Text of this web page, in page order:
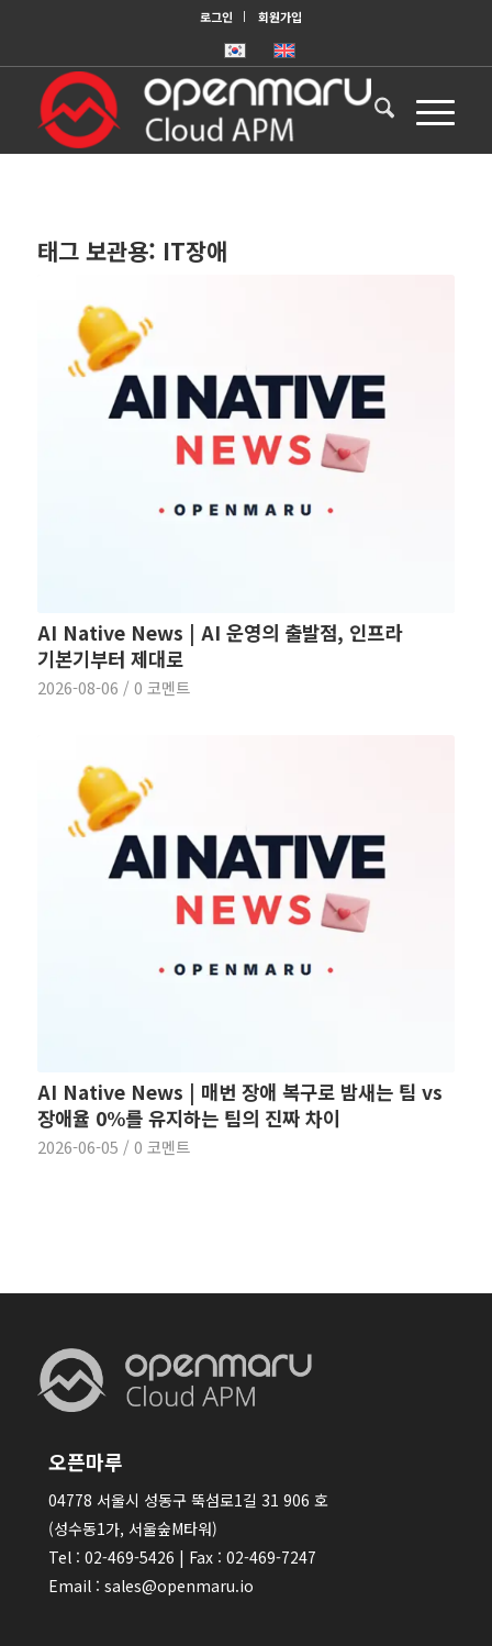
로그인 회원가입
태그 보관용: IT장애
AI Native News | AI 운영의 출발점, 인프라
기본기부터 제대로
2026-08-06 / 0 코멘트
AI Native News | 매번 장애 복구로 밤새는 팀 vs
장애율 0%를 유지하는 팀의 진짜 차이
2026-06-05 / 0 코멘트
오픈마루
04778 서울시 성동구 뚝섬로1길 31 906 호
(성수동1가, 서울숲M타워)
Tel : 02-469-5426 | Fax : 02-469-7247
Email : sales@openmaru.io